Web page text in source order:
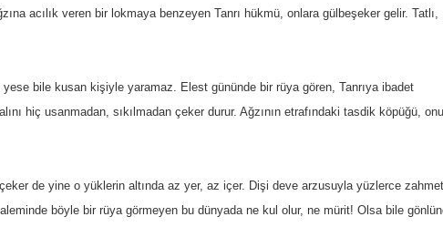
acılık veren bir lokmaya benzeyen Tanrı hükmü, onlara gülbeşeker gelir. Tatlı,
bile kusan kişiyle yaramaz. Elest gününde bir rüya gören, Tanrıya ibadet
hiç usanmadan, sıkılmadan çeker durur. Ağzının etrafındaki tasdik köpüğü,
de yine o yüklerin altında az yer, az içer. Dişi deve arzusuyla yüzlerce zahmet
böyle bir rüya görmeyen bu dünyada ne kul olur, ne mürit! Olsa bile